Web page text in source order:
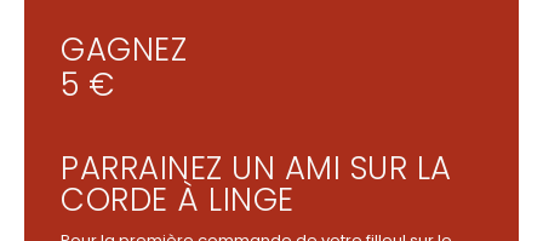
GAGNEZ
5 €
PARRAINEZ UN AMI SUR LA
CORDE À LINGE